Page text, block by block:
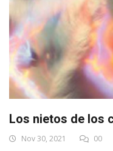
Los nietos de los
Nov 30, 2021 00